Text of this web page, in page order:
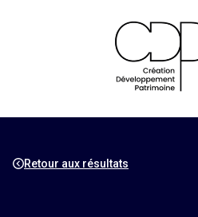
Retour aux résultats